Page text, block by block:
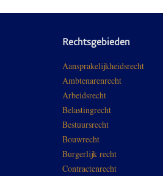
Rechtsgebieden
Aansprakelijkheidsrecht
Ambtenarenrecht
Arbeidsrecht
Belastingrecht
Bestuursrecht
Bouwrecht
Burgerlijk recht
Contractenrecht